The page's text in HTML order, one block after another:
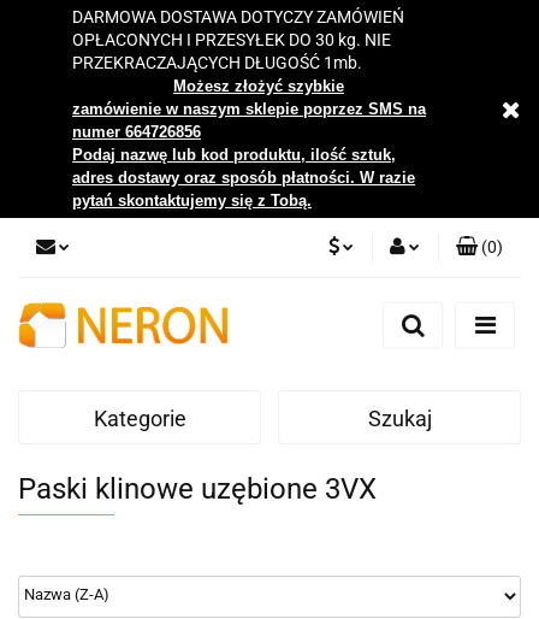
DARMOWA DOSTAWA DOTYCZY ZAMÓWIEŃ
OPŁACONYCH I PRZESYŁEK DO 30 kg. NIE
PRZEKRACZAJĄCYCH DŁUGOŚĆ 1mb.
Możesz złożyć szybkie
zamówienie w naszym sklepie poprzez SMS na
numer 664726856
Podaj nazwę lub kod produktu, ilość sztuk,
adres dostawy oraz sposób płatności. W razie
pytań skontaktujemy się z Tobą.
Zaloguj się
Zgody cookies
(0)
Kategorie Szukaj
Paski klinowe uzębione 3VX